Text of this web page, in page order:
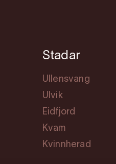
Stadar
Ullensvang
Ulvik
Eidfjord
Kvam
Kvinnherad